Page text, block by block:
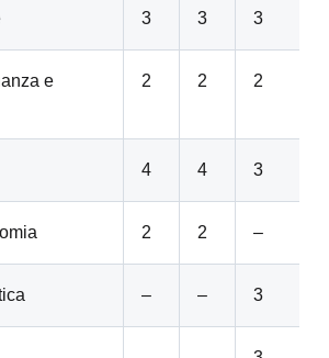
3 3 3
e
2 2 2
4 4 3
2 2 –
– – 3